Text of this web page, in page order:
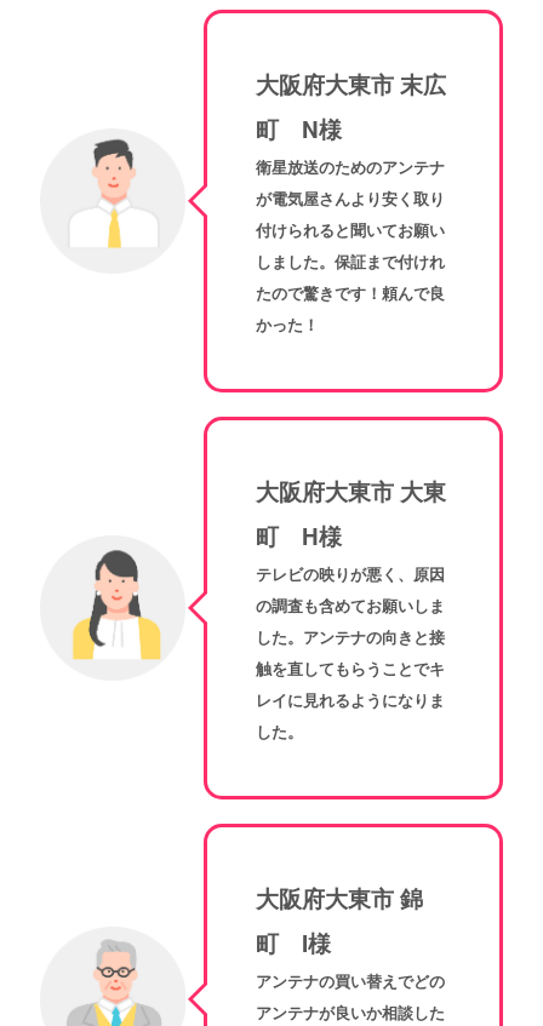
大阪府大東市 末広
町 N様
衛星放送のためのアンテナ
が電気屋さんより安く取り
付けられると聞いてお願い
しました。保証まで付けれ
たので驚きです！頼んで良
かった！
大阪府大東市 大東
町 H様
テレビの映りが悪く、原因
の調査も含めてお願いしま
した。アンテナの向きと接
触を直してもらうことでキ
レイに見れるようになりま
した。
大阪府大東市 錦
町 I様
アンテナの買い替えでどの
アンテナが良いか相談した